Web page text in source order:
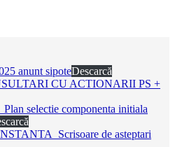
anunt sipoteDescarcă
CU ACTIONARII PS +
selectie componenta initiala
de asteptari